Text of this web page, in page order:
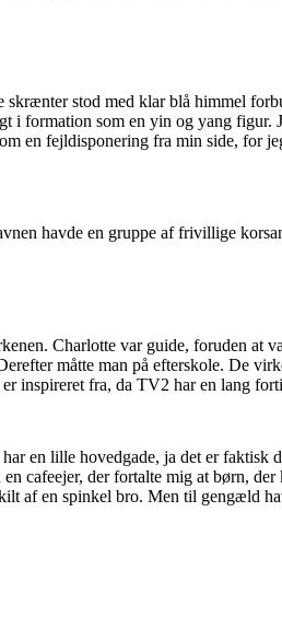
stod med klar blå himmel
i formation som en yin og yang figur.
en fejldisponering fra min side, for
havde en gruppe af frivillige
Charlotte var guide, foruden at
måtte man på efterskole. De
inspireret fra, da TV2 har en lang
en lille hovedgade, ja det er faktisk
cafeejer, der fortalte mig at børn,
af en spinkel bro. Men til gengæld